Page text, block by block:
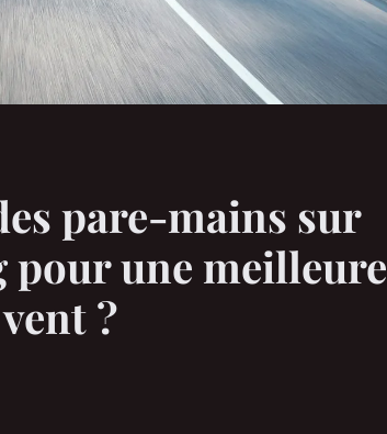
pare-mains sur
une meilleure
?